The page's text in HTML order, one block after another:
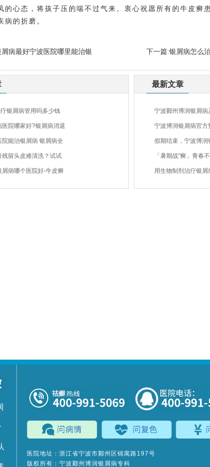
的心态，将孩子压的喘不过气来。衷心祝愿所有的牛皮癣
病的折磨。
病最好宁波医院哪里能治银 下一篇:银屑病怎么
银屑病管用吗多少钱
医院哪家好?银屑病消退
院能治银屑病 银屑病全
残留头皮难清洗？试试
屑病哪个医院好-牛皮癣
最新文章
宁波鄞州博润银屑病
宁波博润银屑病官方
假期结束，宁波博润
「暑期战"癣」青春
用生物制剂治疗银屑
医院地址：浙江省宁波市鄞州区锦寓路197号
版权所有：宁波鄞州博润银屑病专科